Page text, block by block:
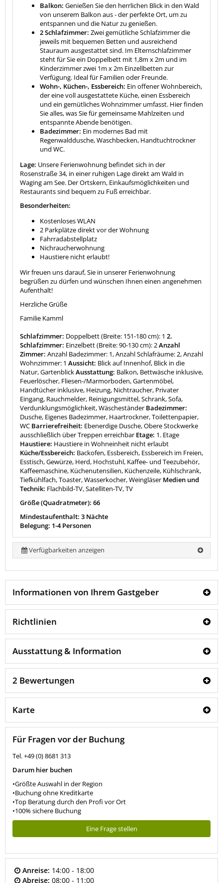
Balkon: Genießen Sie den herrlichen Blick in den Wald
von unserem Balkon aus - der perfekte Ort, um zu
entspannen und die Natur zu genießen.
2 Schlafzimmer: Zwei gemütliche Schlafzimmer die
jeweils mit bequemen Betten und ausreichend
Stauraum ausgestattet sind. Im Elternschlafzimmer
steht für Sie ein Doppelbett mit 1,8m x 2m und im
Kinderzimmer zwei 1m x 2m Einzellbetten zur
Verfügung. Ideal für Familien oder Freunde.
Wohn-, Küchen-, Essbereich: Ein offener Wohnbereich,
der eine voll ausgestattete Küche, einen Essbereich
und ein gemütliches Wohnzimmer umfasst. Hier finden
Sie alles, was Sie für gemeinsame Mahlzeiten und
entspannte Abende benötigen.
Badezimmer: Ein modernes Bad mit
Regenwalddusche, Waschbecken, Handtuchtrockner
und WC.
Lage: Unsere Ferienwohnung befindet sich in der
Rosenstraße 34, in einer ruhigen Lage direkt am Wald in
Waging am See. Der Ortskern, Einkaufsmöglichkeiten und
Restaurants sind bequem zu Fuß erreichbar.
Besonderheiten:
Kostenloses WLAN
2 Parkplätze direkt vor der Wohnung
Fahrradabstellplatz
Nichraucherwohnung
Haustiere nicht erlaubt!
Wir freuen uns darauf, Sie in unserer Ferienwohnung
begrüßen zu dürfen und wünschen Ihnen einen angenehmen
Aufenthalt!
Herzliche Grüße
Familie Kamml
Schlafzimmer: Doppelbett (Breite: 151-180 cm): 1 2.
Schlafzimmer: Einzelbett (Breite: 90-130 cm): 2Anzahl
Zimmer: Anzahl Badezimmer: 1, Anzahl Schlafräume: 2, Anzahl
Wohnzimmer: 1 Aussicht: Blick auf Innenhof, Blick in die
Natur, GartenblickAusstattung: Balkon, Bettwäsche inklusive,
Feuerlöscher, Fliesen-/Marmorboden, Gartenmöbel,
Handtücher inklusive, Heizung, Nichtraucher, Privater
Eingang, Rauchmelder, Reinigungsmittel, Schrank, Sofa,
Verdunklungsmöglichkeit, Wäscheständer Badezimmer:
Dusche, Eigenes Badezimmer, Haartrockner, Toilettenpapier,
WC Barrierefreiheit: Ebenerdige Dusche, Obere Stockwerke
ausschließlich über Treppen erreichbar Etage: 1. Etage
Haustiere: Haustiere in Wohneinheit nicht erlaubt
Küche/Essbereich: Backofen, Essbereich, Essbereich im Freien,
Esstisch, Gewürze, Herd, Hochstuhl, Kaffee- und Teezubehör,
Kaffeemaschine, Küchenutensilien, Küchenzeile, Kühlschrank,
Tiefkühlfach, Toaster, Wasserkocher, Weingläser Medien und
Technik: Flachbild-TV, Satelliten-TV, TV
Größe (Quadratmeter): 66
Mindestaufenthalt: 3 Nächte
Belegung: 1-4 Personen
Verfügbarkeiten anzeigen
Informationen von Ihrem Gastgeber
Richtlinien
Ausstattung & Information
2 Bewertungen
Karte
Für Fragen vor der Buchung
Tel. +49 (0) 8681 313
Darum hier buchen
•Größte Auswahl in der Region
•Buchung ohne Kreditkarte
•Top Beratung durch den Profi vor Ort
•100% sichere Buchung
Eine Frage stellen
Anreise: 14:00 - 18:00
Abreise: 08:00 - 11:00